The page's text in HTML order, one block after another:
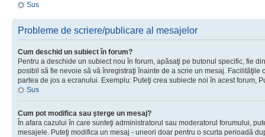
Sus
Probleme de scriere/publicare al mesajelor
Cum deschid un subiect în forum?
Pentru a deschide un subiect nou în forum, apăsaţi pe butonul specific, fie
posibil să fie nevoie să vă înregistraţi înainte de a scrie un mesaj. Facilităţile
partea de jos a ecranului. Exemplu: Puteţi crea subiecte noi în acest forum,
Sus
Cum pot modifica sau şterge un mesaj?
În afara cazului în care sunteţi administratorul sau moderatorul forumului,
mesajele. Puteţi modifica un mesaj - uneori doar pentru o scurta perioadă